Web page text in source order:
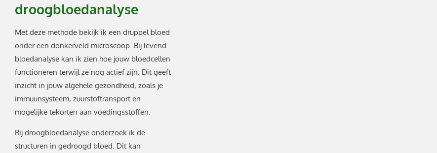
droogbloedanalyse
Met deze methode bekijk ik een druppel bloed
onder een donkerveld microscoop. Bij levend
bloedanalyse kan ik zien hoe jouw bloedcellen
functioneren terwijl ze nog actief zijn. Dit geeft
inzicht in jouw algehele gezondheid, zoals je
immuunsysteem, zuurstoftransport en
mogelijke tekorten aan voedingsstoffen.
Bij droogbloedanalyse onderzoek ik de
structuren in gedroogd bloed. Dit kan